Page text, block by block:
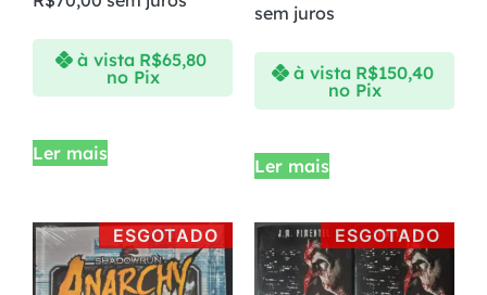
à vista R$65,80
no Pix
Ler mais
sem juros
à vista R$150,40
no Pix
Ler mais
ESGOTADO ESGOTADO